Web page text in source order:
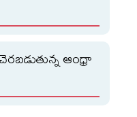
ఆంధ్రా